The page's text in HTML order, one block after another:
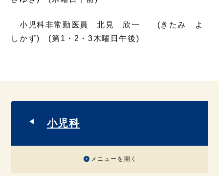
小児科非常勤医員 北見 欣一 (きたみ よ
しかず) (第1・2・3木曜日午後)
小児科
メニューを開く